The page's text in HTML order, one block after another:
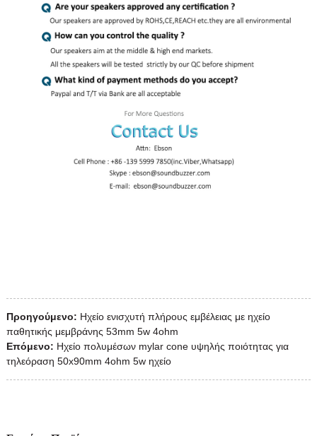
Προηγούμενο: Ηχείο ενισχυτή πλήρους εμβέλειας με ηχείο
παθητικής μεμβράνης 53mm 5w 4ohm
Επόμενο: Ηχείο πολυμέσων mylar cone υψηλής ποιότητας για
τηλεόραση 50x90mm 4ohm 5w ηχείο